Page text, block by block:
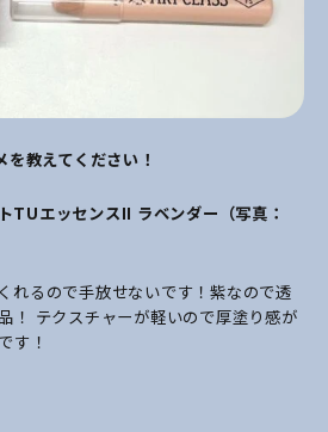
を教えてください！
エッセンスII ラベンダー（写真：
れるので手放せないです！紫なので透
！ テクスチャーが軽いので厚塗り感が
す！